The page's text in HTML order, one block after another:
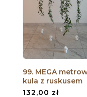
99. MEGA
kula z ruskusem
132,00 zł